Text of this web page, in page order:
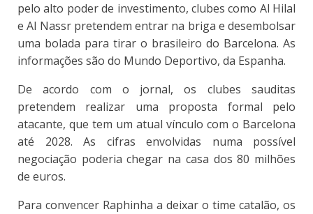
pelo alto poder de investimento, clubes como Al Hilal
e Al Nassr pretendem entrar na briga e desembolsar
uma bolada para tirar o brasileiro do Barcelona. As
informações são do Mundo Deportivo, da Espanha.
De acordo com o jornal, os clubes sauditas
pretendem realizar uma proposta formal pelo
atacante, que tem um atual vínculo com o Barcelona
até 2028. As cifras envolvidas numa possível
negociação poderia chegar na casa dos 80 milhões
de euros.
Para convencer Raphinha a deixar o time catalão, os